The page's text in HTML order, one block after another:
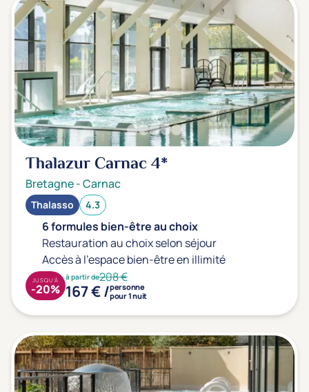
Thalazur Carnac4*
Bretagne-Carnac
Thalasso 4.3
6 formules bien-être au choix
Restauration au choix selon séjour
Accès à l'espace bien-être en illimité
à partir de208 €
167 € /personne
pour 1 nuit
JUSQU'À
-20%